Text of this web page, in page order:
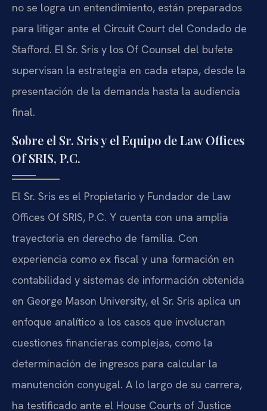
no se logra un entendimiento, están preparados
para litigar ante el Circuit Court del Condado de
Stafford. El Sr. Sris y los Of Counsel del bufete
supervisan la estrategia en cada etapa, desde la
presentación de la demanda hasta la audiencia
final.
Sobre el Sr. Sris y el Equipo de Law Offices
Of SRIS, P.C.
El Sr. Sris es el Propietario y Fundador de Law
Offices Of SRIS, P.C. Y cuenta con una amplia
trayectoria en derecho de familia. Con
experiencia como ex fiscal y una formación en
contabilidad y sistemas de información obtenida
en George Mason University, el Sr. Sris aplica un
enfoque analítico a los casos que involucran
cuestiones financieras complejas, como la
determinación de ingresos para calcular la
manutención conyugal. A lo largo de su carrera,
ha testificado ante el House Courts of Justice